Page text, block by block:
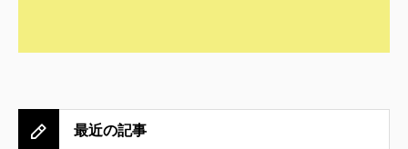
最近の記事